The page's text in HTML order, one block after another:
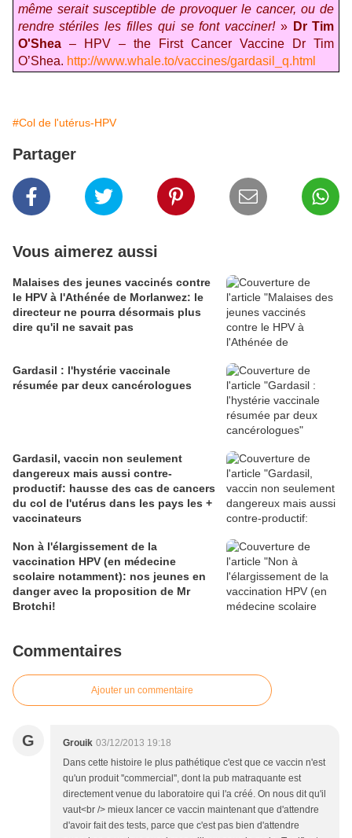
même serait susceptible de provoquer le cancer, ou de
rendre stériles les filles qui se font vacciner! » Dr Tim
O'Shea– HPV – the First Cancer Vaccine Dr Tim
O’Shea. http://www.whale.to/vaccines/gardasil_q.html
#Col de l'utérus-HPV
Partager
Vous aimerez aussi
Malaises des jeunes vaccinés contre
le HPV à l'Athénée de Morlanwez: le
directeur ne pourra désormais plus
dire qu'il ne savait pas
Gardasil : l'hystérie vaccinale
résumée par deux cancérologues
Gardasil, vaccin non seulement
dangereux mais aussi contre-
productif: hausse des cas de cancers
du col de l'utérus dans les pays les +
vaccinateurs
Non à l'élargissement de la
vaccination HPV (en médecine
scolaire notamment): nos jeunes en
danger avec la proposition de Mr
Brotchi!
Commentaires
Ajouter un commentaire
G Grouik 03/12/2013 19:18
Dans cette histoire le plus pathétique c'est que ce vaccin n'est
qu'un produit ''commercial'', dont la pub matraquante est
directement venue du laboratoire qui l'a créé. On nous dit qu'il
vaut<br /> mieux lancer ce vaccin maintenant que d'attendre
d'avoir fait des tests, parce que c'est pas bien d'attendre